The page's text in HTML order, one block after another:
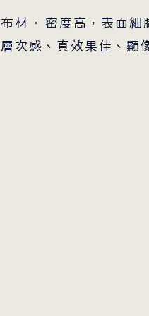
布材 · 密度高，表面細
層次感、真效果佳、顯